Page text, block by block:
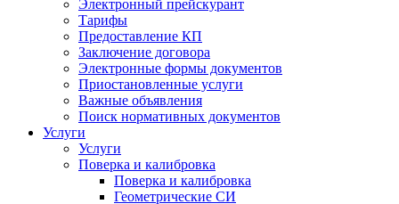
Электронный прейскурант
Тарифы
Предоставление КП
Заключение договора
Электронные формы документов
Приостановленные услуги
Важные объявления
Поиск нормативных документов
Услуги
Услуги
Поверка и калибровка
Поверка и калибровка
Геометрические СИ